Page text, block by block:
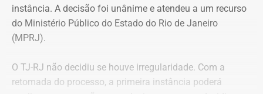
instância. A decisão foi unânime e atendeu a um recurso
do Ministério Público do Estado do Rio de Janeiro
(MPRJ).
O TJ-RJ não decidiu se houve irregularidade. Com a
retomada do processo, a primeira instância poderá